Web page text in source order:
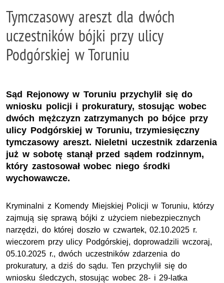
Tymczasowy areszt dla dwóch
uczestników bójki przy ulicy
Podgórskiej w Toruniu
Sąd Rejonowy w Toruniu przychylił się do
wniosku policji i prokuratury, stosując wobec
dwóch mężczyzn zatrzymanych po bójce przy
ulicy Podgórskiej w Toruniu, trzymiesięczny
tymczasowy areszt. Nieletni uczestnik zdarzenia
już w sobotę stanął przed sądem rodzinnym,
który zastosował wobec niego środki
wychowawcze.
Kryminalni z Komendy Miejskiej Policji w Toruniu, którzy
zajmują się sprawą bójki z użyciem niebezpiecznych
narzędzi, do której doszło w czwartek, 02.10.2025 r.
wieczorem przy ulicy Podgórskiej, doprowadzili wczoraj,
05.10.2025 r., dwóch uczestników zdarzenia do
prokuratury, a dziś do sądu. Ten przychylił się do
wniosku śledczych, stosując wobec 28- i 29-latka